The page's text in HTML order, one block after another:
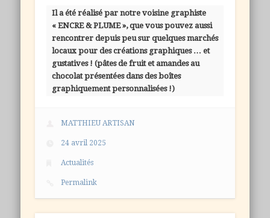
Il a été réalisé par notre voisine graphiste
« ENCRE & PLUME », que vous pouvez aussi
rencontrer depuis peu sur quelques marchés
locaux pour des créations graphiques … et
gustatives ! (pâtes de fruit et amandes au
chocolat présentées dans des boîtes
graphiquement personnalisées !)
MATTHIEU ARTISAN
24 avril 2025
Actualités
Permalink